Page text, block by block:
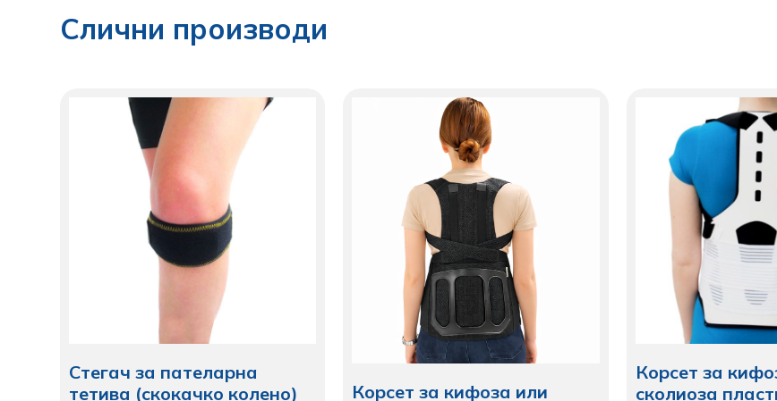
Слични производи
Стегач за пателарна
тетива (скокачко колено)
Корсет за кифоза или
Корсет за
сколиоза